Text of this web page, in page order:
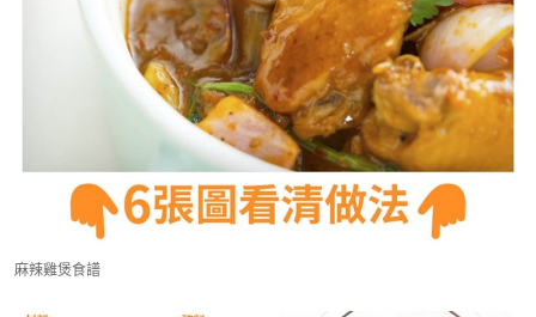
麻辣雞煲食譜